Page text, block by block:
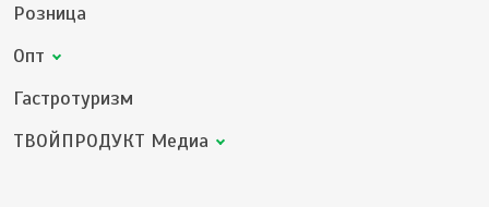
Розница
Опт
Гастротуризм
ТВОЙПРОДУКТ Медиа